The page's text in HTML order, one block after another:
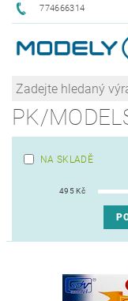
774666314
PK/
NA SKLADĚ
495Kč